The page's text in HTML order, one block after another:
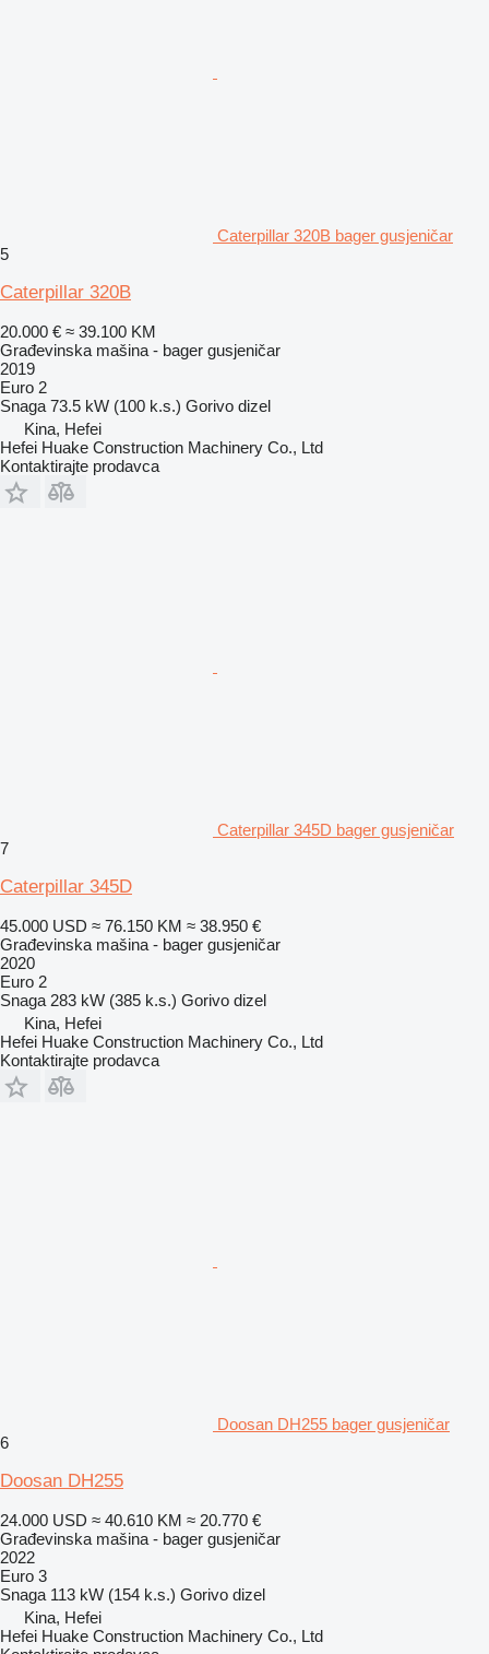
Caterpillar 320B bager gusjeničar
5
Caterpillar 320B
20.000 € ≈ 39.100 KM
Građevinska mašina - bager gusjeničar
2019
Euro 2
Snaga 73.5 kW (100 k.s.) Gorivo dizel
Kina, Hefei
Hefei Huake Construction Machinery Co., Ltd
Kontaktirajte prodavca
Caterpillar 345D bager gusjeničar
7
Caterpillar 345D
45.000 USD ≈ 76.150 KM ≈ 38.950 €
Građevinska mašina - bager gusjeničar
2020
Euro 2
Snaga 283 kW (385 k.s.) Gorivo dizel
Kina, Hefei
Hefei Huake Construction Machinery Co., Ltd
Kontaktirajte prodavca
Doosan DH255 bager gusjeničar
6
Doosan DH255
24.000 USD ≈ 40.610 KM ≈ 20.770 €
Građevinska mašina - bager gusjeničar
2022
Euro 3
Snaga 113 kW (154 k.s.) Gorivo dizel
Kina, Hefei
Hefei Huake Construction Machinery Co., Ltd